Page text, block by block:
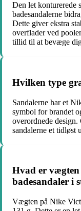
Den let konturerede
badesandalerne
Dette giver ekstra
overflader ved
tillid til at bevæge
Hvilken type
Sandalerne har et
symbol for brandet
overordnede
sandalerne et tidløst
Hvad er
badesandaler i
Vægten på Nike